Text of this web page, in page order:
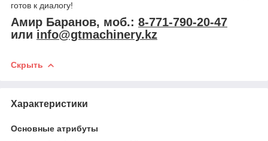
готов к диалогу!
Амир Баранов, моб.: 8-771-790-20-47
или info@gtmachinery.kz
Скрыть
Характеристики
Основные атрибуты